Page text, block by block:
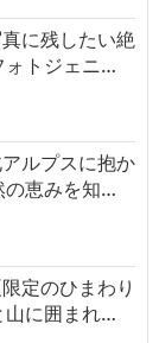
に残したい絶
ォトジェニ…
ルプスに抱か
の恵みを知…
定のひまわり
山に囲まれ…